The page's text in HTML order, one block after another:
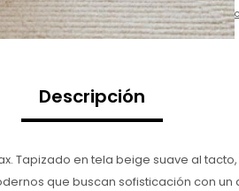
Ver
Descripción
Tapizado en tela beige suave al
que buscan sofisticación con un